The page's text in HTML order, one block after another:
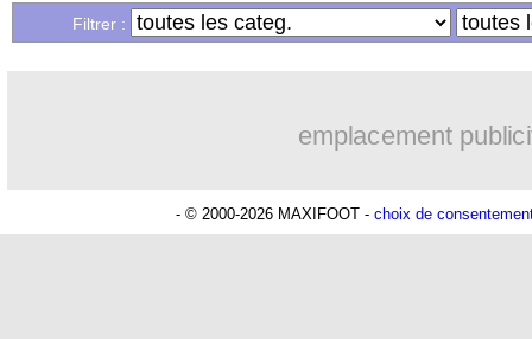
Liste des brèves du sam. 20 février
Filtrer :
emplacement
- © 2000-2026 MAXIFOOT - choix de